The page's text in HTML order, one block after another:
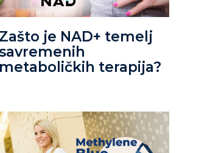
Zašto je NAD+ temelj
metaboličkih terapija?